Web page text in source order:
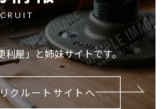
利屋」と姉妹サイトです。
クルートサイトへ